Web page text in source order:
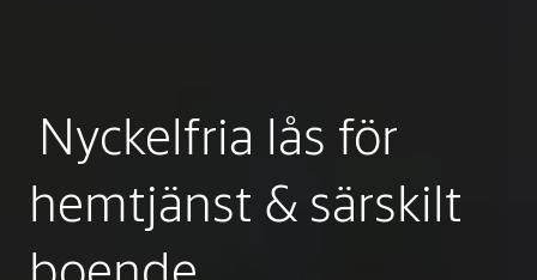
Nyckelfria lås för
hemtjänst & särskilt